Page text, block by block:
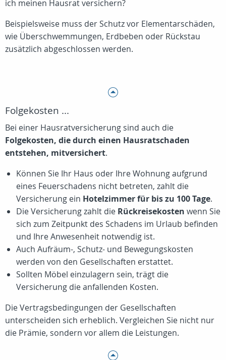
ich meinen Hausrat versichern?
Beispielsweise muss der Schutz vor Elementarschäden,
wie Überschwemmungen, Erdbeben oder Rückstau
zusätzlich abgeschlossen werden.
Folgekosten ...
Bei einer Hausratversicherung sind auch die
Folgekosten, die durch einen Hausratschaden
entstehen, mitversichert.
Können Sie Ihr Haus oder Ihre Wohnung aufgrund
eines Feuerschadens nicht betreten, zahlt die
Versicherung ein Hotelzimmer für bis zu 100 Tage.
Die Versicherung zahlt die Rückreisekosten wenn Sie
sich zum Zeitpunkt des Schadens im Urlaub befinden
und Ihre Anwesenheit notwendig ist.
Auch Aufräum-, Schutz- und Bewegungskosten
werden von den Gesellschaften erstattet.
Sollten Möbel einzulagern sein, trägt die
Versicherung die anfallenden Kosten.
Die Vertragsbedingungen der Gesellschaften
unterscheiden sich erheblich. Vergleichen Sie nicht nur
die Prämie, sondern vor allem die Leistungen.